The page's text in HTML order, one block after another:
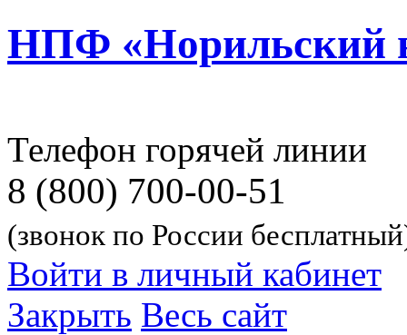
НПФ «Норильский
Телефон горячей линии
8 (800) 700-00-51
(звонок по России
Войти в личный кабинет
Закрыть Весь сайт